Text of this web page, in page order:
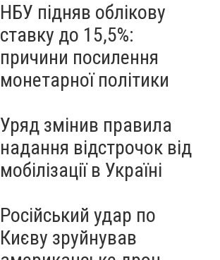
НБУ підняв облікову
ставку до 15,5%:
причини посилення
монетарної політики
Уряд змінив правила
надання відстрочок від
мобілізації в Україні
Російський удар по
Києву зруйнував